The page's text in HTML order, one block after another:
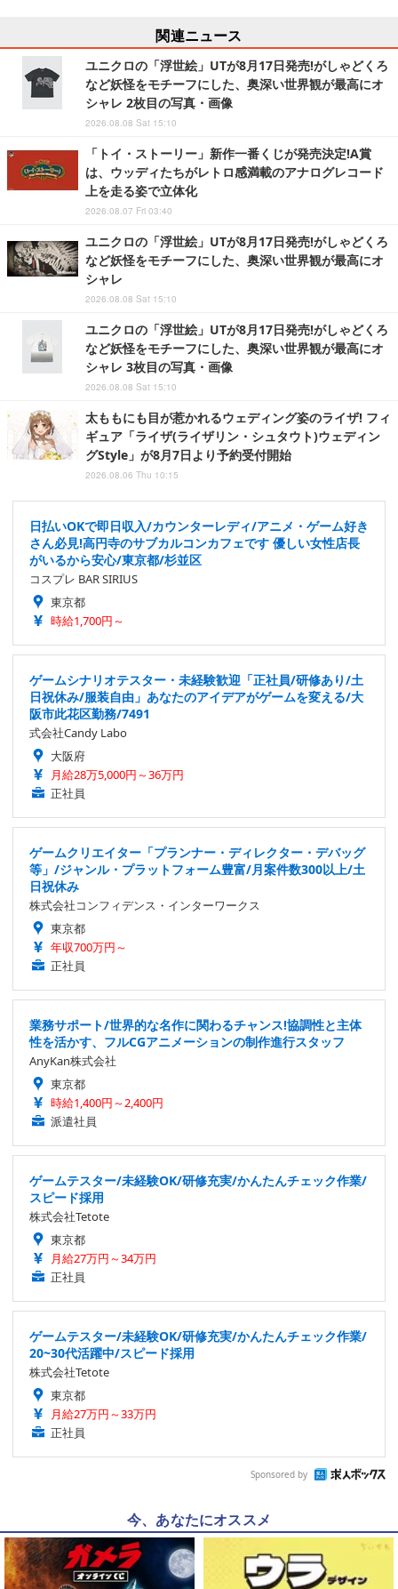
関連ニュース
ユニクロの「浮世絵」UTが8月17日発売!がしゃどくろ
など妖怪をモチーフにした、奥深い世界観が最高にオ
シャレ 2枚目の写真・画像
2026.08.08 Sat 15:10
「トイ・ストーリー」新作一番くじが発売決定!A賞
は、ウッディたちがレトロ感満載のアナログレコード
上を走る姿で立体化
2026.08.07 Fri 03:40
ユニクロの「浮世絵」UTが8月17日発売!がしゃどくろ
など妖怪をモチーフにした、奥深い世界観が最高にオ
シャレ
2026.08.08 Sat 15:10
ユニクロの「浮世絵」UTが8月17日発売!がしゃどくろ
など妖怪をモチーフにした、奥深い世界観が最高にオ
シャレ 3枚目の写真・画像
2026.08.08 Sat 15:10
太ももにも目が惹かれるウェディング姿のライザ! フィ
ギュア「ライザ(ライザリン・シュタウト)ウェディン
グStyle」が8月7日より予約受付開始
2026.08.06 Thu 10:15
日払いOKで即日収入/カウンターレディ/アニメ・ゲーム好き
さん必見!高円寺のサブカルコンカフェです 優しい女性店長
がいるから安心/東京都/杉並区
コスプレ BAR SIRIUS
東京都
時給1,700円～
ゲームシナリオテスター・未経験歓迎「正社員/研修あり/土
日祝休み/服装自由」あなたのアイデアがゲームを変える/大
阪市此花区勤務/7491
式会社Candy Labo
大阪府
月給28万5,000円～36万円
正社員
ゲームクリエイター「プランナー・ディレクター・デバッグ
等」/ジャンル・プラットフォーム豊富/月案件数300以上/土
日祝休み
株式会社コンフィデンス・インターワークス
東京都
年収700万円～
正社員
業務サポート/世界的な名作に関わるチャンス!協調性と主体
性を活かす、フルCGアニメーションの制作進行スタッフ
AnyKan株式会社
東京都
時給1,400円～2,400円
派遣社員
ゲームテスター/未経験OK/研修充実/かんたんチェック作業/
スピード採用
株式会社Tetote
東京都
月給27万円～34万円
正社員
ゲームテスター/未経験OK/研修充実/かんたんチェック作業/
20~30代活躍中/スピード採用
株式会社Tetote
東京都
月給27万円～33万円
正社員
Sponsored by
今、あなたにオススメ